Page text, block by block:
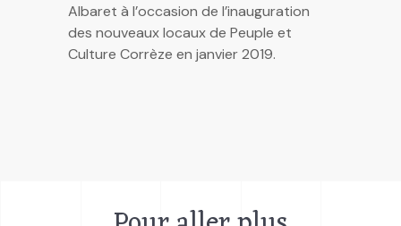
Albaret à l’occasion de l’inauguration
des nouveaux locaux de Peuple et
Culture Corrèze en janvier 2019.